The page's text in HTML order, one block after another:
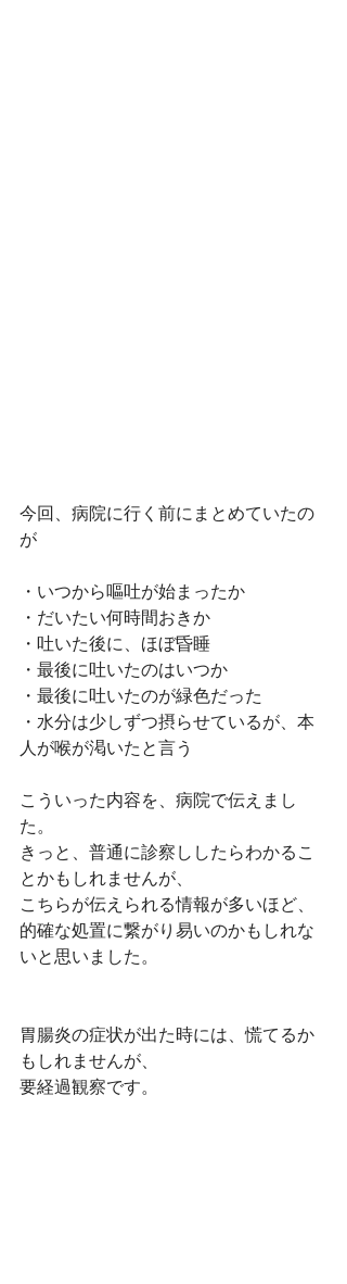
今回、病院に行く前にまとめていたの
が
・いつから嘔吐が始まったか
・だいたい何時間おきか
・吐いた後に、ほぼ昏睡
・最後に吐いたのはいつか
・最後に吐いたのが緑色だった
・水分は少しずつ摂らせているが、本
人が喉が渇いたと言う
こういった内容を、病院で伝えまし
た。
きっと、普通に診察ししたらわかるこ
とかもしれませんが、
こちらが伝えられる情報が多いほど、
的確な処置に繋がり易いのかもしれな
いと思いました。
胃腸炎の症状が出た時には、慌てるか
もしれませんが、
要経過観察です。